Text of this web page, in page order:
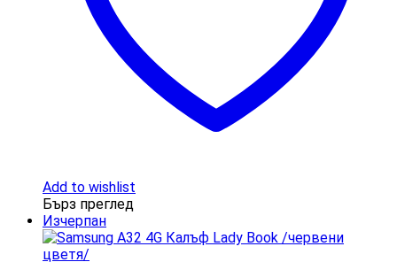
Add to wishlist
Бърз преглед
Изчерпан